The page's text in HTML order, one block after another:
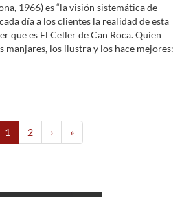
1966) es “la visión sistemática de
día a los clientes la realidad de esta
que es El Celler de Can Roca. Quien
manjares, los ilustra y los hace mejores:
1 2 › »